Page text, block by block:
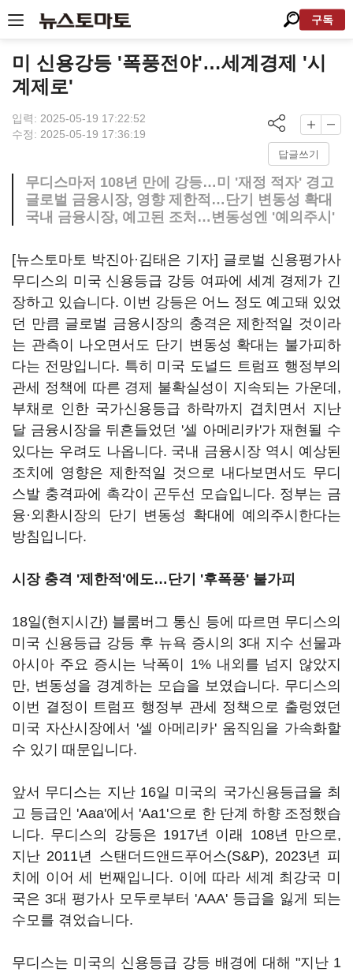
구독
미 신용강등 '폭풍전야'…세계경제 '시
계제로'
입력: 2025-05-19 17:22:52
수정: 2025-05-19 17:36:19
답글쓰기
무디스마저 108년 만에 강등…미 '재정 적자' 경고
글로벌 금융시장, 영향 제한적…단기 변동성 확대
국내 금융시장, 예고된 조처…변동성엔 '예의주시'
[뉴스토마토 박진아·김태은 기자] 글로벌 신용평가사
무디스의 미국 신용등급 강등 여파에 세계 경제가 긴
장하고 있습니다. 이번 강등은 어느 정도 예고돼 있었
던 만큼 글로벌 금융시장의 충격은 제한적일 것이라
는 관측이 나오면서도 단기 변동성 확대는 불가피하
다는 전망입니다. 특히 미국 도널드 트럼프 행정부의
관세 정책에 따른 경제 불확실성이 지속되는 가운데,
부채로 인한 국가신용등급 하락까지 겹치면서 지난
달 금융시장을 뒤흔들었던 '셀 아메리카'가 재현될 수
있다는 우려도 나옵니다. 국내 금융시장 역시 예상된
조치에 영향은 제한적일 것으로 내다보면서도 무디
스발 충격파에 촉각이 곤두선 모습입니다. 정부는 금
융·외환시장의 단기 변동성 확대에 예의주시한다는
방침입니다.
시장 충격 '제한적'에도… 단기 '후폭풍' 불가피
18일(현지시간) 블룸버그 통신 등에 따르면 무디스의
미국 신용등급 강등 후 뉴욕 증시의 3대 지수 선물과
아시아 주요 증시는 낙폭이 1% 내외를 넘지 않았지
만, 변동성을 경계하는 모습을 보였습니다. 무디스의
이번 결정이 트럼프 행정부 관세 정책으로 출렁였던
미국 자산시장에서 '셀 아메리카' 움직임을 가속화할
수 있기 때문입니다.
앞서 무디스는 지난 16일 미국의 국가신용등급을 최
고 등급인 'Aaa'에서 'Aa1'으로 한 단계 하향 조정했습
니다. 무디스의 강등은 1917년 이래 108년 만으로,
지난 2011년 스탠더드앤드푸어스(S&P), 2023년 피
치에 이어 세 번째입니다. 이에 따라 세계 최강국 미
국은 3대 평가사 모두로부터 'AAA' 등급을 잃게 되는
수모를 겪었습니다.
무디스는 미국의 신용등급 강등 배경에 대해 "지난 1